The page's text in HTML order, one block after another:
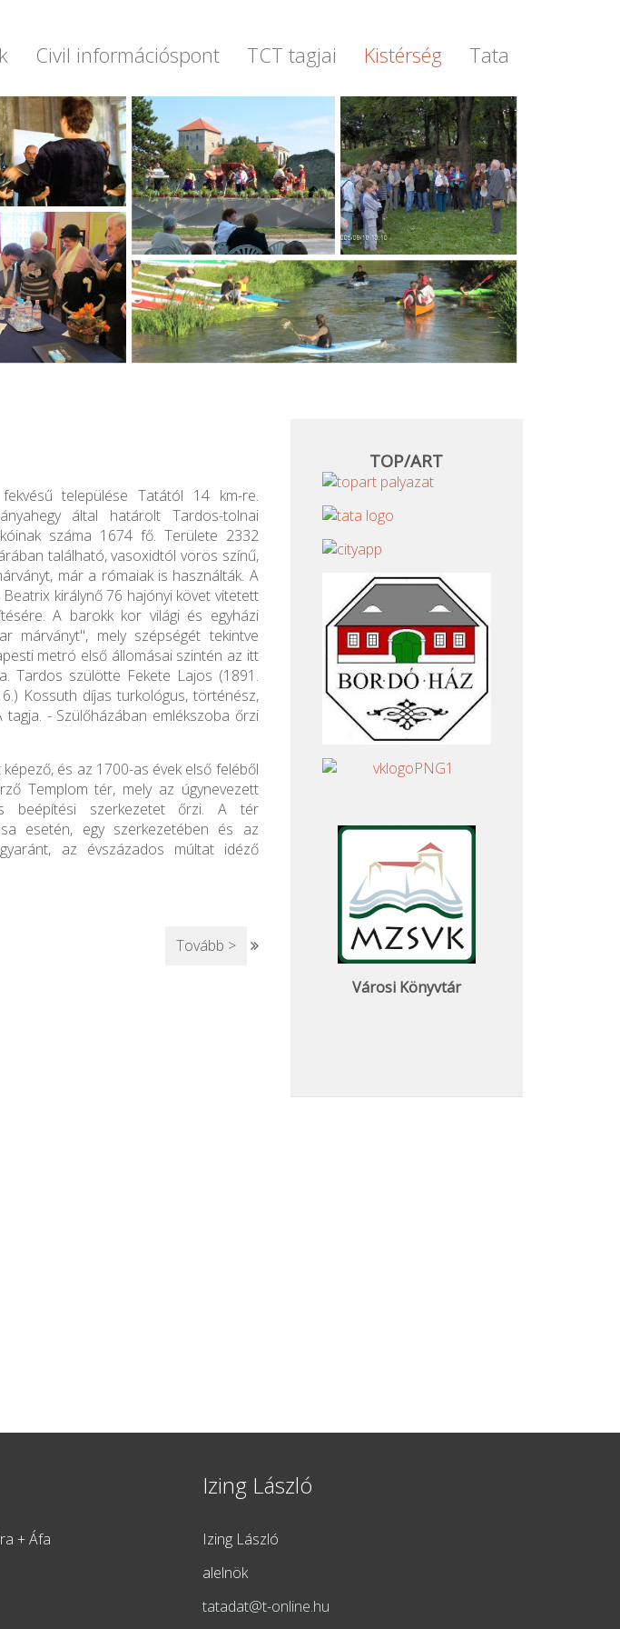
Civil információspont TCT tagjai Kistérség Tata
települése Tatától 14 km-re.
által határolt Tardos-tolnai
száma 1674 fő. Területe 2332
található, vasoxidtól vörös színű,
már a rómaiak is használták. A
királynő 76 hajónyi követ vitetett
A barokk kor világi és egyházi
márványt", mely szépségét tekintve
metró első állomásai szintén az itt
Tardos szülötte Fekete Lajos (1891.
Kossuth díjas turkológus, történész,
- Szülőházában emlékszoba őrzi
és az 1700-as évek első feléből
Templom tér, mely az úgynevezett
beépítési szerkezetet őrzi. A tér
esetén, egy szerkezetében és az
az évszázados múltat idéző
Tovább >
TOP/ART
Városi Könyvtár
+ Áfa
Izing László
Izing László
alelnök
tatadat@t-online.hu